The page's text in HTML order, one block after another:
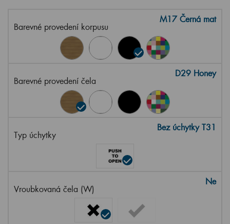
Barevné provedení korpusu
M17 Černá mat
Barevné provedení čela
D29 Honey
Typ úchytky
Bez úchytky T31
Vroubkovaná čela (W)
Ne